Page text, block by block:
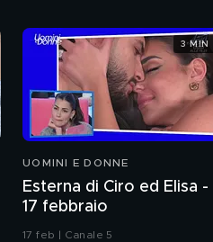
UOMINI E DONNE
Esterna di Ciro ed Elisa -
17 febbraio
17 feb | Canale 5
3 MIN